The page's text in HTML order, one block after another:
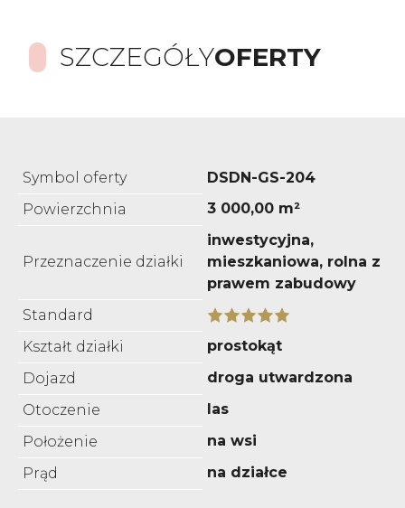
SZCZEGÓŁYOFERTY
Symbol oferty
DSDN-GS-204
Powierzchnia
3 000,00 m²
Przeznaczenie działki
inwestycyjna,
mieszkaniowa, rolna z
prawem zabudowy
Standard
Kształt działki
prostokąt
Dojazd
droga utwardzona
Otoczenie
las
Położenie
na wsi
Prąd
na działce